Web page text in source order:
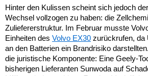
Hinter den Kulissen scheint sich jedoch
Wechsel vollzogen zu haben: die
Zuliefererstruktur. Im Februar musste
Einheiten des Volvo EX30 zurückrufen, da
an den Batterien ein Brandrisiko
die juristische Komponente: Eine Geely-
bisherigen Lieferanten Sunwoda auf